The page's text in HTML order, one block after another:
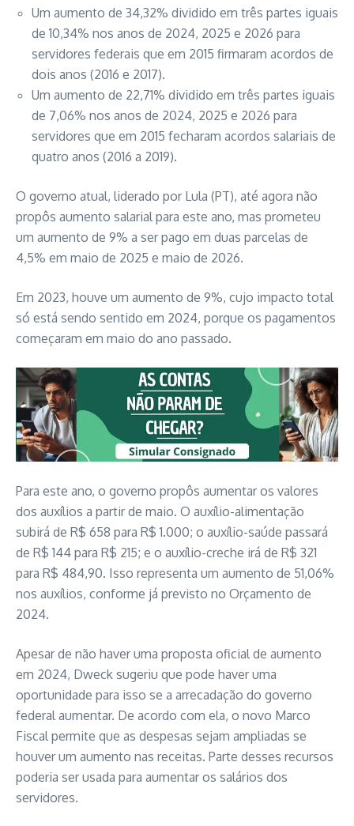
Um aumento de 34,32% dividido em três partes iguais
de 10,34% nos anos de 2024, 2025 e 2026 para
servidores federais que em 2015 firmaram acordos de
dois anos (2016 e 2017).
Um aumento de 22,71% dividido em três partes iguais
de 7,06% nos anos de 2024, 2025 e 2026 para
servidores que em 2015 fecharam acordos salariais de
quatro anos (2016 a 2019).
O governo atual, liderado por Lula (PT), até agora não
propôs aumento salarial para este ano, mas prometeu
um aumento de 9% a ser pago em duas parcelas de
4,5% em maio de 2025 e maio de 2026.
Em 2023, houve um aumento de 9%, cujo impacto total
só está sendo sentido em 2024, porque os pagamentos
começaram em maio do ano passado.
Para este ano, o governo propôs aumentar os valores
dos auxílios a partir de maio. O auxílio-alimentação
subirá de R$ 658 para R$ 1.000; o auxílio-saúde passará
de R$ 144 para R$ 215; e o auxílio-creche irá de R$ 321
para R$ 484,90. Isso representa um aumento de 51,06%
nos auxílios, conforme já previsto no Orçamento de
2024.
Apesar de não haver uma proposta oficial de aumento
em 2024, Dweck sugeriu que pode haver uma
oportunidade para isso se a arrecadação do governo
federal aumentar. De acordo com ela, o novo Marco
Fiscal permite que as despesas sejam ampliadas se
houver um aumento nas receitas. Parte desses recursos
poderia ser usada para aumentar os salários dos
servidores.